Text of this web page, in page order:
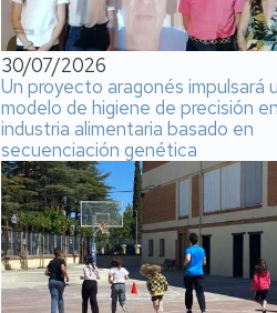
30/07/2026
Un proyecto aragonés impulsará
modelo de higiene de precisión
industria alimentaria basado en
secuenciación genética